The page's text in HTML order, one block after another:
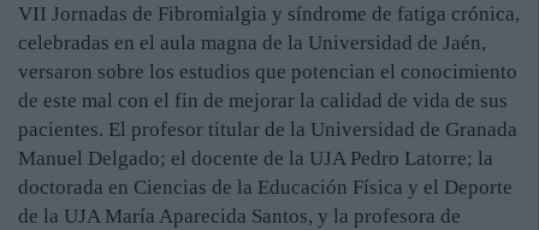
VII Jornadas de Fibromialgia y síndrome de fatiga crónica,
celebradas en el aula magna de la Universidad de Jaén,
versaron sobre los estudios que potencian el conocimiento
de este mal con el fin de mejorar la calidad de vida de sus
pacientes. El profesor titular de la Universidad de Granada
Manuel Delgado; el docente de la UJA Pedro Latorre; la
doctorada en Ciencias de la Educación Física y el Deporte
de la UJA María Aparecida Santos, y la profesora de